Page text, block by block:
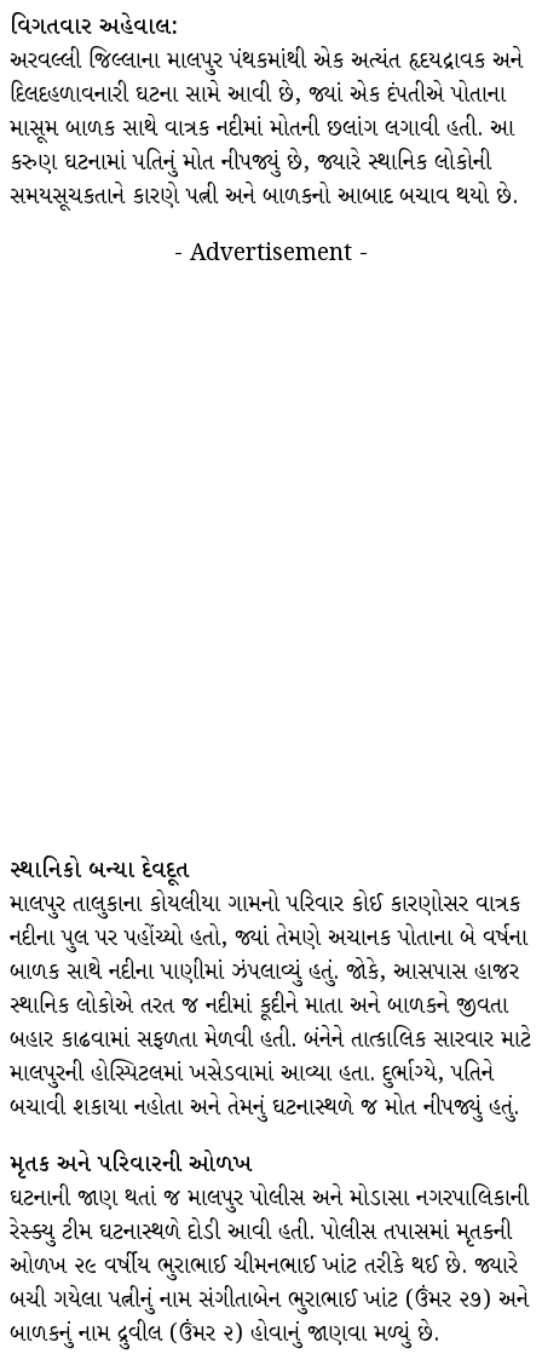
વિગતવાર અહેવાલ:
અરવલ્લી જિલ્લાના માલપુર પંથકમાંથી એક અત્યંત હૃદયદ્રાવક અને
દિલદહળાવનારી ઘટના સામે આવી છે, જ્યાં એક દંપતીએ પોતાના
માસૂમ બાળક સાથે વાત્રક નદીમાં મોતની છલાંગ લગાવી હતી. આ
કરુણ ઘટનામાં પતિનું મોત નીપજ્યું છે, જ્યારે સ્થાનિક લોકોની
સમયસૂચકતાને કારણે પત્ની અને બાળકનો આબાદ બચાવ થયો છે.
- Advertisement -
સ્થાનિકો બન્યા દેવદૂત
માલપુર તાલુકાના કોયલીયા ગામનો પરિવાર કોઈ કારણોસર વાત્રક
નદીના પુલ પર પહોંચ્યો હતો, જ્યાં તેમણે અચાનક પોતાના બે વર્ષના
બાળક સાથે નદીના પાણીમાં ઝંપલાવ્યું હતું. જોકે, આસપાસ હાજર
સ્થાનિક લોકોએ તરત જ નદીમાં કૂદીને માતા અને બાળકને જીવતા
બહાર કાઢવામાં સફળતા મેળવી હતી. બંનેને તાત્કાલિક સારવાર માટે
માલપુરની હોસ્પિટલમાં ખસેડવામાં આવ્યા હતા. દુર્ભાગ્યે, પતિને
બચાવી શકાયા નહોતા અને તેમનું ઘટનાસ્થળે જ મોત નીપજ્યું હતું.
મૃતક અને પરિવારની ઓળખ
ઘટનાની જાણ થતાં જ માલપુર પોલીસ અને મોડાસા નગરપાલિકાની
રેસ્ક્યુ ટીમ ઘટનાસ્થળે દોડી આવી હતી. પોલીસ તપાસમાં મૃતકની
ઓળખ ૨૯ વર્ષીય ભુરાભાઈ ચીમનભાઈ ખાંટ તરીકે થઈ છે. જ્યારે
બચી ગયેલા પત્નીનું નામ સંગીતાબેન ભુરાભાઈ ખાંટ (ઉંમર ૨૭) અને
બાળકનું નામ દ્રુવીલ (ઉંમર ૨) હોવાનું જાણવા મળ્યું છે.